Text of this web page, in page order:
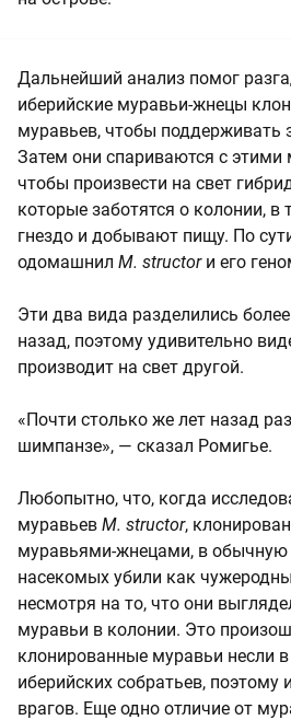
Дальнейший анализ помог
иберийские муравьи-жнецы
муравьев, чтобы поддерживать
Затем они спариваются с этими
чтобы произвести на свет
которые заботятся о колонии, в
гнездо и добывают пищу. По
одомашнил M. structorи его
Эти два вида разделились
назад, поэтому удивительно
производит на свет другой.
«Почти столько же лет назад
шимпанзе», — сказал Ромигье.
Любопытно, что, когда
муравьев M. structor,
муравьями-жнецами, в
насекомых убили как
несмотря на то, что они
муравьи в колонии. Это
клонированные муравьи несли
иберийских собратьев, поэтому
врагов. Еще одно отличие от